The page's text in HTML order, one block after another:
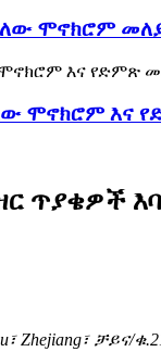
ሞኖክሮም
ሞኖክሮም እና
ጥያቄዎች
Zhejiang፣